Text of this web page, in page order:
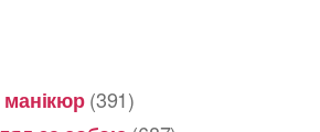
манікюр(391)